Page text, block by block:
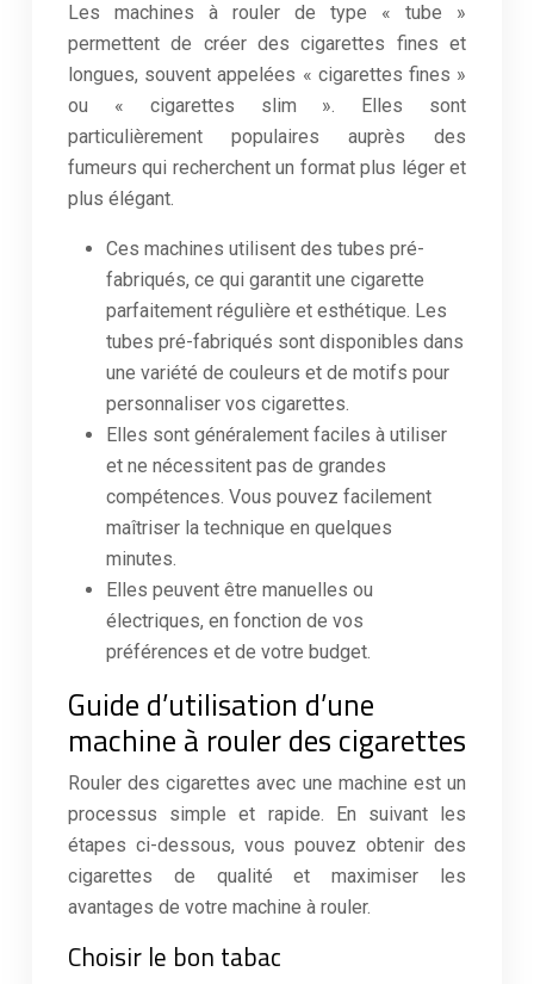
Les machines à rouler de type « tube »
permettent de créer des cigarettes fines et
longues, souvent appelées « cigarettes fines »
ou « cigarettes slim ». Elles sont
particulièrement populaires auprès des
fumeurs qui recherchent un format plus léger et
plus élégant.
Ces machines utilisent des tubes pré-
fabriqués, ce qui garantit une cigarette
parfaitement régulière et esthétique. Les
tubes pré-fabriqués sont disponibles dans
une variété de couleurs et de motifs pour
personnaliser vos cigarettes.
Elles sont généralement faciles à utiliser
et ne nécessitent pas de grandes
compétences. Vous pouvez facilement
maîtriser la technique en quelques
minutes.
Elles peuvent être manuelles ou
électriques, en fonction de vos
préférences et de votre budget.
Guide d’utilisation d’une
machine à rouler des cigarettes
Rouler des cigarettes avec une machine est un
processus simple et rapide. En suivant les
étapes ci-dessous, vous pouvez obtenir des
cigarettes de qualité et maximiser les
avantages de votre machine à rouler.
Choisir le bon tabac